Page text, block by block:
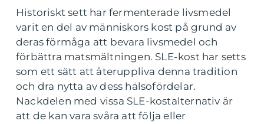
Historiskt sett har fermenterade livsmedel
varit en del av människors kost på grund av
deras förmåga att bevara livsmedel och
förbättra matsmältningen. SLE-kost har setts
som ett sätt att återuppliva denna tradition
och dra nytta av dess hälsofördelar.
Nackdelen med vissa SLE-kostalternativ är
att de kan vara svåra att följa eller